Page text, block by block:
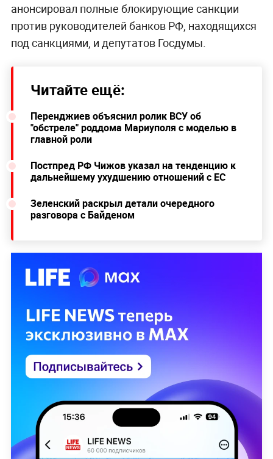
анонсировал полные блокирующие санкции
против руководителей банков РФ, находящихся
под санкциями, и депутатов Госдумы.
Читайте ещё:
Перенджиев объяснил ролик ВСУ об
"обстреле" роддома Мариуполя с моделью в
главной роли
Постпред РФ Чижов указал на тенденцию к
дальнейшему ухудшению отношений с ЕС
Зеленский раскрыл детали очередного
разговора с Байденом